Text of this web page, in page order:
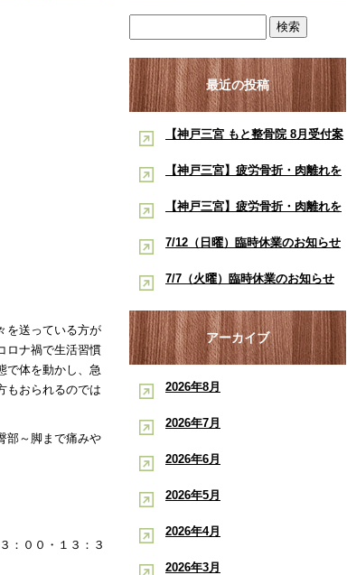
を送っている方が
ロナ禍で生活習慣
で体を動かし、急
もおられるのでは
部～脚まで痛みや
：００・１３：３
最近の投稿
【神戸三宮 もと整骨院 8月受付案
内】8月は熱中症・交通事故・ス
ポート
【神戸三宮】疲労骨折・肉離れを
早く治したい学生アスリートへ｜
骨院
【神戸三宮】疲労骨折・肉離れを
早く治したい学生アスリートへ｜
骨院
7/12（日曜）臨時休業のお知らせ
【神戸市三宮 もと整骨院】
7/7（火曜）臨時休業のお知らせ
アーカイブ
2026年8月
2026年7月
2026年6月
2026年5月
2026年4月
2026年3月